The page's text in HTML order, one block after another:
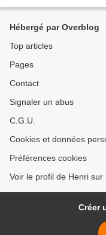
Hébergé par Overblog
Top articles
Pages
Contact
Signaler un abus
C.G.U.
Cookies et données
Préférences cookies
Voir le profil de Henri
Créer